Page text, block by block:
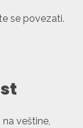
se povezati.
veštine,